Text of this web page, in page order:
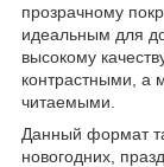
прозрачному
идеальным для
высокому
контрастными, а
читаемыми.
Данный формат
новогодних,